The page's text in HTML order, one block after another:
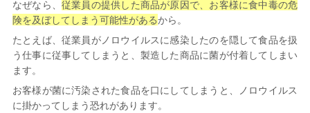
なぜなら、従業員の提供した商品が原因で、お客様に食中毒の危
険を及ぼしてしまう可能性があるから。
たとえば、従業員がノロウイルスに感染したのを隠して食品を扱
う仕事に従事してしまうと、製造した商品に菌が付着してしまい
ます。
お客様が菌に汚染された食品を口にしてしまうと、ノロウイルス
に掛かってしまう恐れがあります。